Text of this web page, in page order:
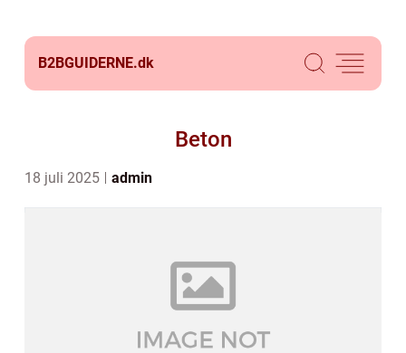
B2BGUIDERNE.dk
Beton
18 juli 2025 admin